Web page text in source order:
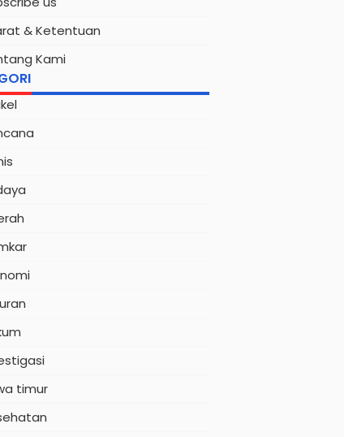
& Ketentuan
Kami
timur